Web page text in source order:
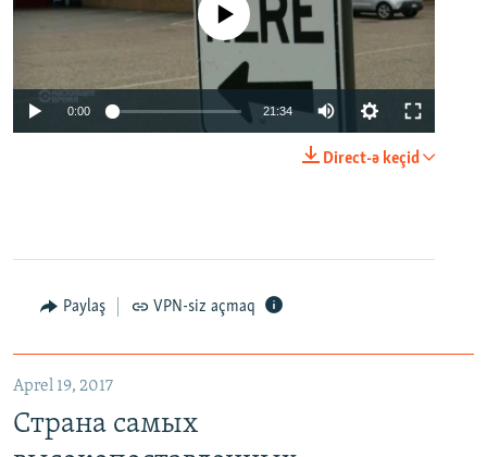
No media source currently available
0:00 21:34
Direct-ə keçid
Paylaş VPN-siz açmaq
Aprel 19, 2017
Страна самых